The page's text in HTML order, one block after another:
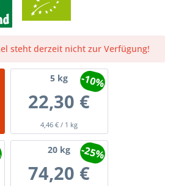
steht derzeit nicht zur Verfügung!
5 kg
22,30 €
4,46 € / 1 kg
-10%
20 kg
74,20 €
-25%